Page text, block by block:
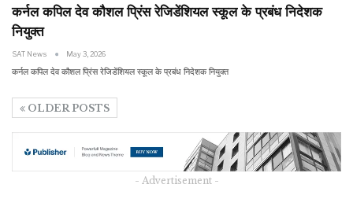
कर्नल कपिल देव कौशल प्रिंस रेजिडेंशियल स्कूल के प्रबंध निदेशक
नियुक्त
SAT News May 3, 2026
कर्नल कपिल देव कौशल प्रिंस रेजिडेंशियल स्कूल के प्रबंध निदेशक नियुक्त
OLDER POSTS
- Advertisement -